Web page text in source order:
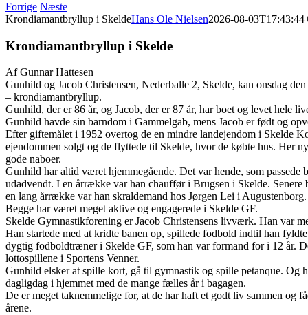
Forrige Næste
Krondiamantbryllup i SkeldeHans Ole Nielsen2026-08-
Krondiamantbryllup i Skelde
Af Gunnar Hattesen
Gunhild og Jacob Christensen, Nederballe 2, Skelde, kan onsdag
– krondiamantbryllup.
Gunhild, der er 86 år, og Jacob, der er 87 år, har boet og levet hele
Gunhild havde sin barndom i Gammelgab, mens Jacob er født og
Efter giftemålet i 1952 overtog de en mindre landejendom i Skelde
ejendommen solgt og de flyttede til Skelde, hvor de købte hus. Her
gode naboer.
Gunhild har altid været hjemmegående. Det var hende, som passede
udadvendt. I en årrække var han chauffør i Brugsen i Skelde.
en lang årrække var han skraldemand hos Jørgen Lei i Augustenborg.
Begge har været meget aktive og engagerede i Skelde GF.
Skelde Gymnastik­forening er Jacob Christensens livværk. Han var
Han startede med at kridte banen op, spillede fodbold indtil han
dygtig fodboldtræner i Skelde GF, som han var formand for i 12 år.
lottospillene i Sportens Venner.
Gunhild elsker at spille kort, gå til gymnastik og spille petanque. Og
dagligdag i hjemmet med de mange fælles år i bagagen.
De er meget taknemmelige for, at de har haft et godt liv sammen og
årene.